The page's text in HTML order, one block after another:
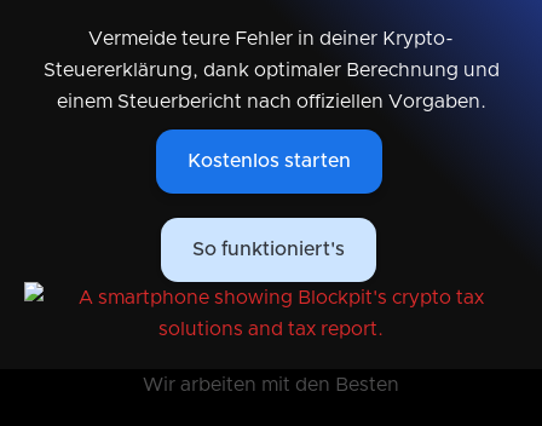
Vermeide teure Fehler in deiner Krypto-
Steuererklärung, dank optimaler Berechnung und
einem Steuerbericht nach offiziellen Vorgaben.
Kostenlos starten
So funktioniert's
Wir arbeiten mit den Besten